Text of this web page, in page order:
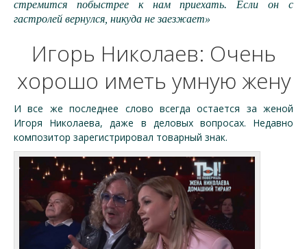
стремится побыстрее к нам приехать. Если он с
гастролей вернулся, никуда не заезжает»
Игорь Николаев: Очень
хорошо иметь умную жену
И все же последнее слово всегда остается за женой
Игоря Николаева, даже в деловых вопросах. Недавно
композитор зарегистрировал товарный знак.